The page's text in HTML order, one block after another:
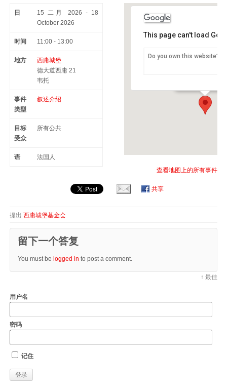
日
15 二月 2026 - 18
October 2026
时间 11:00 - 13:00
地方
西庸城堡
德大道西庸 21
韦托
事件
类型
叙述介绍
目标
受众
所有公共
语 法国人
This page can't load
Do you own this website?
查看地图上的所有事件
共享
提出 西庸城堡基金会
留下一个答复
You must be logged in to post a comment.
↑ 最佳
用户名
密码
记住